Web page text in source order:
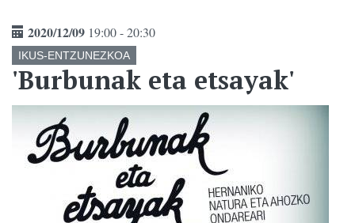
2020/12/09 19:00 - 20:30
IKUS-ENTZUNEZKOA
'Burbunak eta etsayak'